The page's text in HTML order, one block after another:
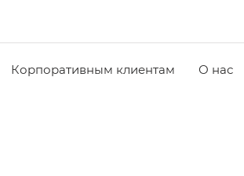
Корпоративным клиентам О нас